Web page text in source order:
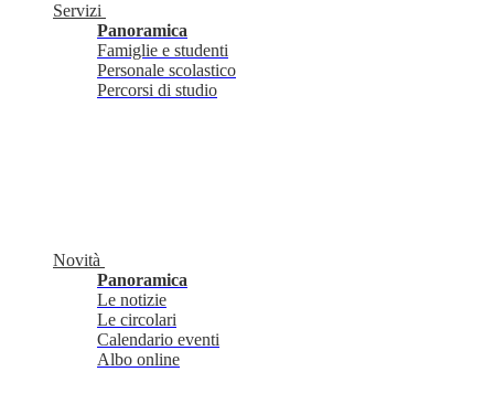
Servizi
Panoramica
Famiglie e studenti
Personale scolastico
Percorsi di studio
Novità
Panoramica
Le notizie
Le circolari
Calendario eventi
Albo online